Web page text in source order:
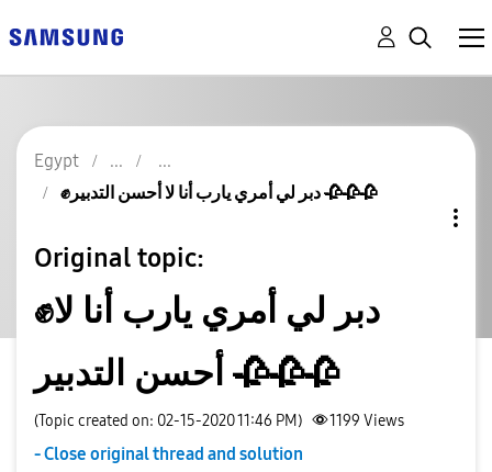
Egypt
✊دبر لي أمري يارب أنا لا أحسن التدبير 🥀🥀🥀
Original topic:
✊دبر لي أمري يارب أنا لا
أحسن التدبير 🥀🥀🥀
(Topic created on: 02-15-2020 11:46 PM) 1199 Views
- Close original thread and solution